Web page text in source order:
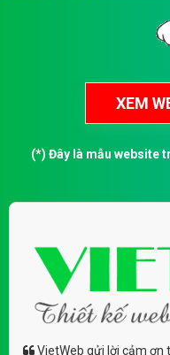
(*) Đây là mẫu website
VietWeb gửi lời cảm ơn